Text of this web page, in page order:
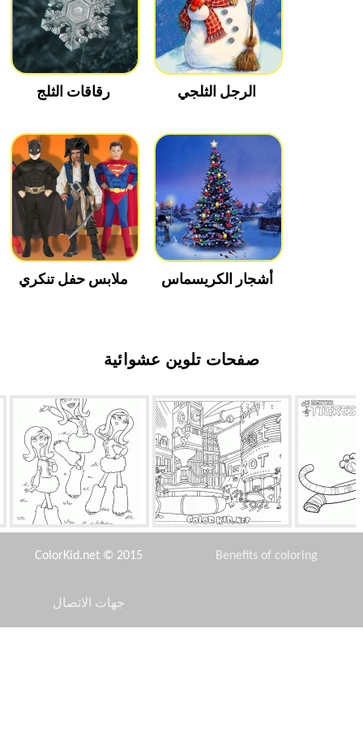
رقاقات الثلج الرجل الثلجي
ملابس حفل تنكري أشجار الكريسماس
صفحات تلوين عشوائية
الدعم الجماعي الرياضة مدينة داخل المجاري
ColorKid.net © 2015 Benefits of coloring
جهات الاتصال